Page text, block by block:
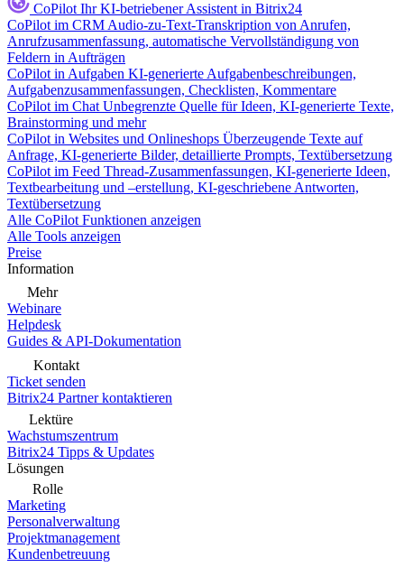
CoPilot Ihr KI-betriebener Assistent in Bitrix24
CoPilot im CRM Audio-zu-Text-Transkription von Anrufen,
Anrufzusammenfassung, automatische Vervollständigung von
Feldern in Aufträgen
CoPilot in Aufgaben KI-generierte Aufgabenbeschreibungen,
Aufgabenzusammenfassungen, Checklisten, Kommentare
CoPilot im Chat Unbegrenzte Quelle für Ideen, KI-generierte Texte,
Brainstorming und mehr
CoPilot in Websites und Onlineshops Überzeugende Texte auf
Anfrage, KI-generierte Bilder, detaillierte Prompts, Textübersetzung
CoPilot im Feed Thread-Zusammenfassungen, KI-generierte Ideen,
Textbearbeitung und –erstellung, KI-geschriebene Antworten,
Textübersetzung
Alle CoPilot Funktionen anzeigen
Alle Tools anzeigen
Preise
Information
Mehr
Webinare
Helpdesk
Guides & API-Dokumentation
Kontakt
Ticket senden
Bitrix24 Partner kontaktieren
Lektüre
Wachstumszentrum
Bitrix24 Tipps & Updates
Lösungen
Rolle
Marketing
Personalverwaltung
Projektmanagement
Kundenbetreuung